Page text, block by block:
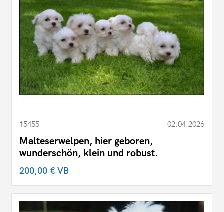
15455 02.04.2026
Malteserwelpen, hier geboren,
wunderschön, klein und robust.
200,00 €VB